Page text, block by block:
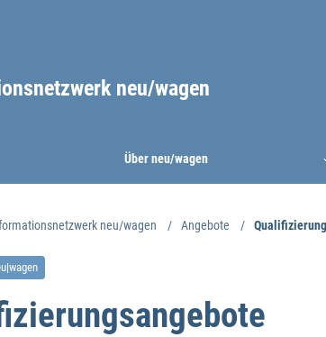
neu/wagen
Über neu/wagen
neu/wagen Angebote Qualifizierung